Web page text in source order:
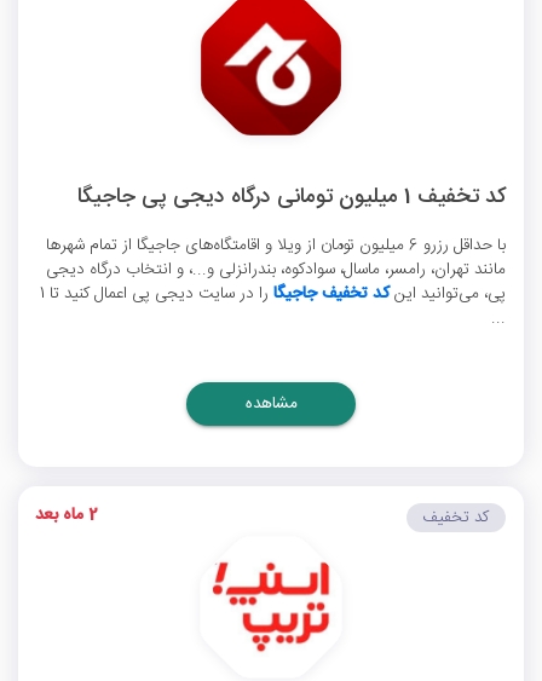
کد تخفیف 1 میلیون تومانی درگاه دیجی پی جاجیگا
با حداقل رزرو 6 میلیون تومان از ویلا و اقامتگاه‌های جاجیگا از تمام شهرها
مانند تهران، رامسر، ماسال، سوادکوه، بندرانزلی و...، و انتخاب درگاه دیجی
پی، می‌توانید اینکد تخفیف جاجیگا
را در سایت دیجی پی اعمال کنید تا 1
...
مشاهده
کد تخفیف 2 ماه بعد